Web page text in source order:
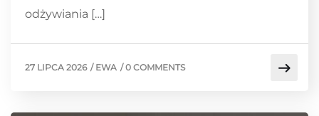
odżywiania […]
27 LIPCA 2026 / EWA /0 COMMENTS